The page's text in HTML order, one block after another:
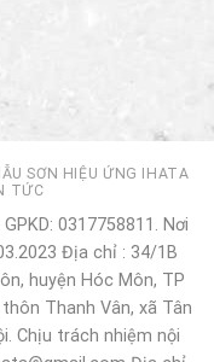
SƠN HIỆU ỨNG IHATA
TỨC
0317758811. Nơi
Địa chỉ : 34/1B
huyện Hóc Môn, TP
Thanh Vân, xã Tân
Chịu trách nhiệm nội